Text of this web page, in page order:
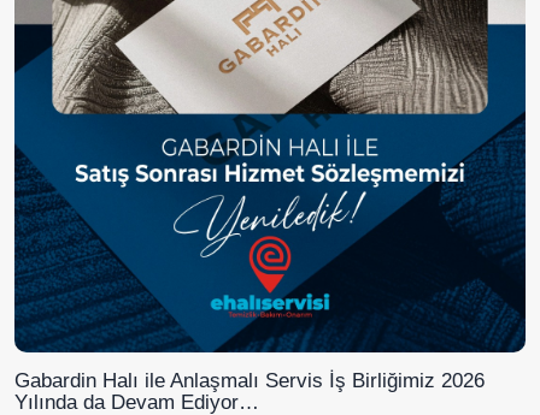
Gabardin Halı ile Anlaşmalı Servis İş Birliğimiz 2026
Yılında da Devam Ediyor…